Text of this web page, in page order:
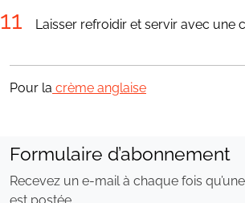
Laisser refroidir et servir avec une
Pour la crème anglaise
Formulaire d’abonnement
Recevez un e-mail à chaque fois
est postée.